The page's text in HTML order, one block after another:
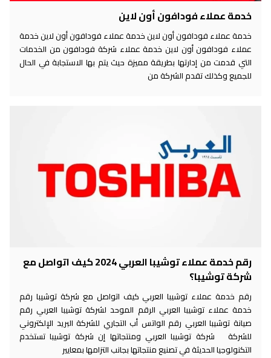
خدمة عملاء فودافون أون لاين
خدمة عملاء فودافون أون لاين خدمة عملاء فودافون أون لاين خدمة
عملاء فودافون أون لاين خدمة عملاء شركة فودافون من الخدمات
التي قدمت من إدارتها بطريقة مميزة حيث يتم بها الاستجابة في الحال
للجميع وكذلك تقدم الشركة من
رقم خدمة عملاء توشيبا العربي 2024 كيف اتواصل مع
شركة توشيبا؟
رقم خدمة عملاء توشيبا العربي كيف اتواصل مع شركة توشيبا رقم
خدمة عملاء توشيبا العربي الرقم الموحد لشركة توشيبا العربي رقم
صيانة توشيبا العربي رقم الواتس أب التجاري للشركة البريد الإلكتروني
للشركة شركة توشيبا العربي ومنتجاتها إن شركة توشيبا تستخدم
التكنولوجيا الحديثة في تصنيع منتجاتها بجانب التزامها بمعايير